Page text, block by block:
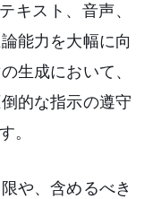
キスト、音声、
能力を大幅に向
生成において、
的な指示の遵守
。
や、含めるべき